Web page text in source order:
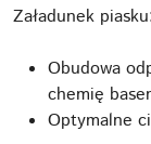
Załadunek
Obudowa
chemię
Optymalne